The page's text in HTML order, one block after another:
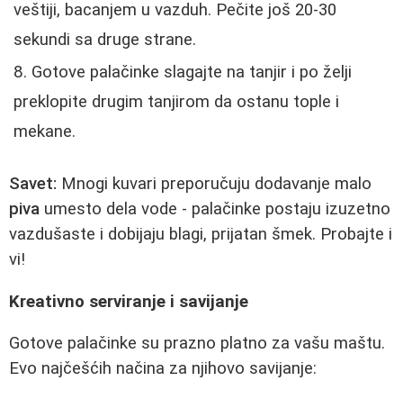
veštiji, bacanjem u vazduh. Pečite još 20-30
sekundi sa druge strane.
Gotove palačinke slagajte na tanjir i po želji
preklopite drugim tanjirom da ostanu tople i
mekane.
Savet: Mnogi kuvari preporučuju dodavanje malo
piva umesto dela vode - palačinke postaju izuzetno
vazdušaste i dobijaju blagi, prijatan šmek. Probajte i
vi!
Kreativno serviranje i savijanje
Gotove palačinke su prazno platno za vašu maštu.
Evo najčešćih načina za njihovo savijanje: